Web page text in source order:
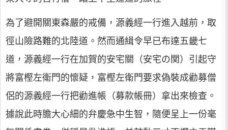
為了避開關東森嚴的戒備，源義經一行進入越前，取
徑山險路難的北陸道。然而通緝令早已布達五畿七
道，源義經一行在加賀的安宅關（安宅の関）引起守
將富樫左衛門的懷疑，富樫左衛門要求偽裝成勸募僧
侶的源義經一行把勸進帳（募款帳冊）拿出來檢查。
據說此時膽大心細的弁慶急中生智，隨便呈上一份毫